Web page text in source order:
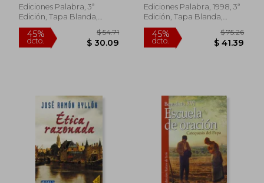
Ediciones Palabra, 3ª
Edición, Tapa Blanda,
Nuevo
45%
$ 30.09
Ediciones Palabra, 1998, 3ª
Edición, Tapa Blanda,
Nuevo
45%
dcto.